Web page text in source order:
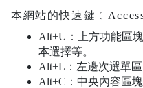
本網站的快速鍵
Alt+U：上方功能區
本選擇等。
Alt+L：左邊次選單
Alt+C：中央內容區